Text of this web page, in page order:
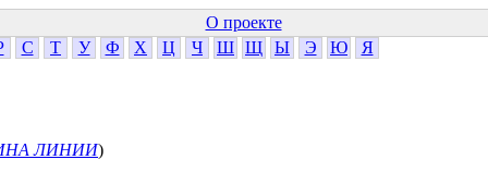
О проекте
С Т У Ф Х Ц Ч Ш Щ Ы Э Ю Я
ЛИНИИ)